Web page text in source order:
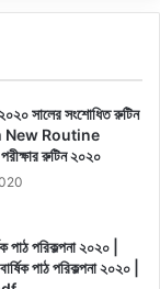
সালের সংশোধিত রুটিন
New Routine
রুটিন ২০২০
পাঠ পরিকল্পনা ২০২০ |
পাঠ পরিকল্পনা ২০২০ |